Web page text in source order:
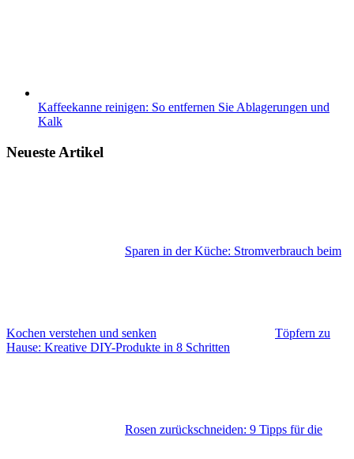
Kaffeekanne reinigen: So entfernen Sie Ablagerungen und
Kalk
Neueste Artikel
Sparen in der Küche: Stromverbrauch beim
Kochen verstehen und senken
Töpfern zu
Hause: Kreative DIY-Produkte in 8 Schritten
Rosen zurückschneiden: 9 Tipps für die